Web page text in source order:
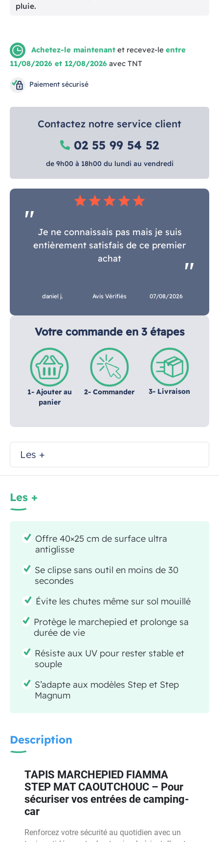
pluie.
Achetez-le maintenant et recevez-le entre
11/08/2026 et 12/08/2026 avec TNT
Paiement sécurisé
Contactez notre service client
02 55 99 54 52
de 9h00 à 18h00 du lundi au vendredi
Votre commande en 3 étapes
1- Ajouter au
panier
2- Commander 3- Livraison
star star star star star
Je ne connaissais pas mais je suis
entièrement satisfais de ce premier
achat
daniel j. Avis Vérifiés 07/08/2026
Les +
Les +
Offre 40×25 cm de surface ultra
antiglisse
Se clipse sans outil en moins de 30
secondes
Évite les chutes même sur sol mouillé
Protège le marchepied et prolonge sa
durée de vie
Résiste aux UV pour rester stable et
souple
S’adapte aux modèles Step et Step
Magnum
Description
TAPIS MARCHEPIED FIAMMA
STEP MAT CAOUTCHOUC – Pour
sécuriser vos entrées de camping-
car
Renforcez votre sécurité au quotidien avec un